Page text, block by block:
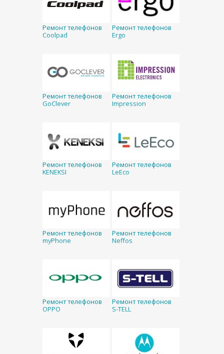
Ремонт телефонов
Coolpad
Ремонт телефонов
Ergo
Ремонт телефонов
GoClever
Ремонт телефонов
Impression
Ремонт телефонов
KENEKSI
Ремонт телефонов
LeEco
Ремонт телефонов
myPhone
Ремонт телефонов
Neffos
Ремонт телефонов
OPPO
Ремонт телефонов
S-TELL